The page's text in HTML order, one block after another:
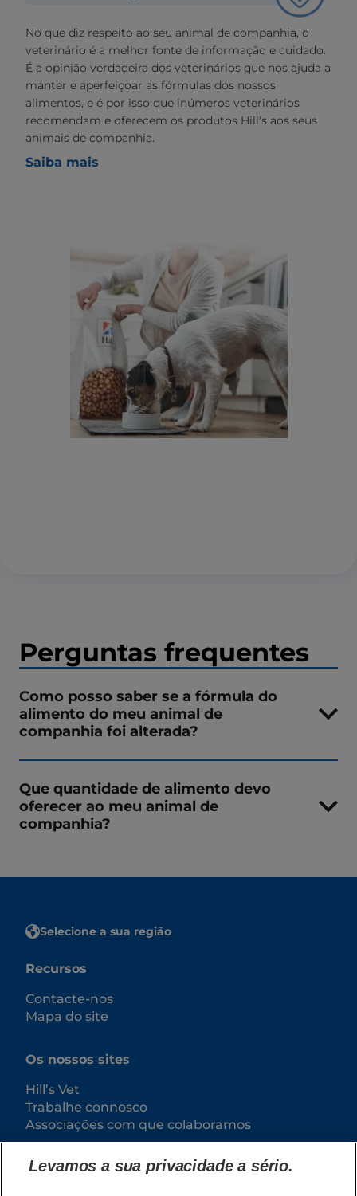
No que diz respeito ao seu animal de companhia, o
veterinário é a melhor fonte de informação e cuidado.
É a opinião verdadeira dos veterinários que nos ajuda a
manter e aperfeiçoar as fórmulas dos nossos
alimentos, e é por isso que inúmeros veterinários
recomendam e oferecem os produtos Hill's aos seus
animais de companhia.
Saiba mais
Perguntas frequentes
Como posso saber se a fórmula do
alimento do meu animal de
companhia foi alterada?
Que quantidade de alimento devo
oferecer ao meu animal de
companhia?
Selecione a sua região
Recursos
Contacte-nos
Mapa do site
Os nossos sites
Hill’s Vet
Trabalhe connosco
Associações com que colaboramos
Levamos a sua privacidade a sério.